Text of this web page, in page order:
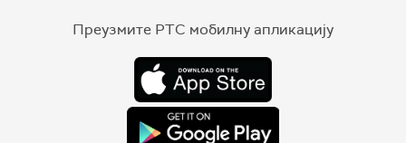
Преузмите РТС мобилну апликацију